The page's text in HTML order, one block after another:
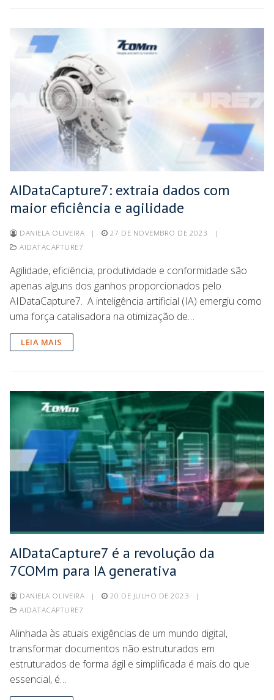
AIDataCapture7: extraia dados com
maior eficiência e agilidade
DANIELA OLIVEIRA | 27 DE NOVEMBRO DE 2023
|
AIDATACAPTURE7
Agilidade, eficiência, produtividade e conformidade são
apenas alguns dos ganhos proporcionados pelo
AIDataCapture7. A inteligência artificial (IA) emergiu como
uma força catalisadora na otimização de…
LEIA MAIS
AIDataCapture7 é a revolução da
7COMm para IA generativa
DANIELA OLIVEIRA | 20 DE JULHO DE 2023
|
AIDATACAPTURE7
Alinhada às atuais exigências de um mundo digital,
transformar documentos não estruturados em
estruturados de forma ágil e simplificada é mais do que
essencial, é…